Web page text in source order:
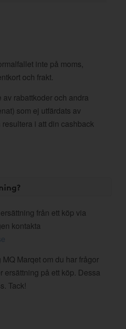
inte på moms,
och frakt.
av rabattkoder och andra
som ej utfärdats av
i att din cashback
från ett köp via
kontakta
Marqet om du har frågor
ersättning på ett köp. Dessa
Tack!